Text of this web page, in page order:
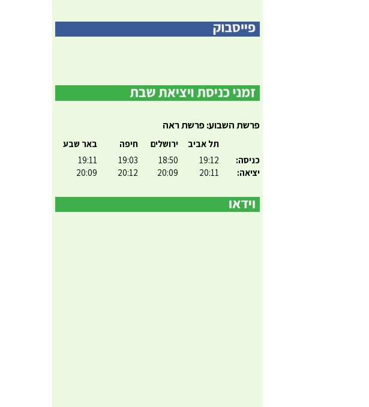
פרשת השבוע: פרשת ראה
כניסה:
יציאה:
תל אביב
19:12
20:11
ירושלים
18:50
20:09
חיפה
19:03
20:12
באר שבע
19:11
20:09